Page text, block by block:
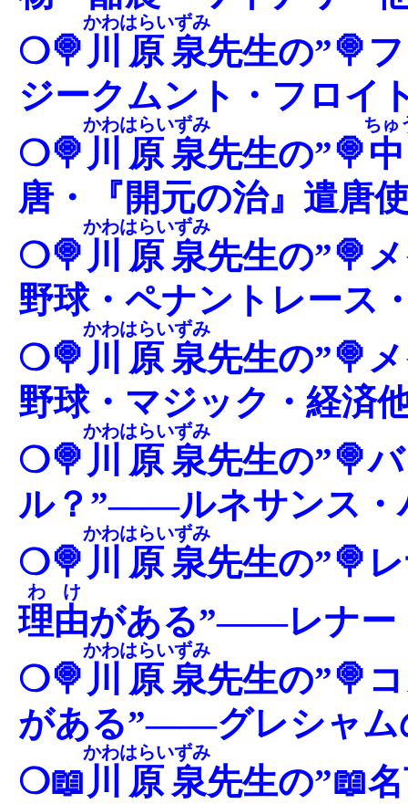
❍🍭 川原泉
かわはらいずみ
先生の”🍭
ジークムント・フロイ
❍🍭 川原泉
かわはらいずみ
先生の”🍭
ちゅ
唐・『開元の治』遣唐
❍🍭 川原泉
かわはらいずみ
先生の”🍭
野球・ペナントレース
❍🍭 川原泉
かわはらいずみ
先生の”🍭
野球・マジック・経済
❍🍭 川原泉
かわはらいずみ
先生の”🍭
ル？”――ルネサンス・
❍🍭 川原泉
かわはらいずみ
先生の”🍭
理由
わけ
がある”――レナー
❍🍭 川原泉
かわはらいずみ
先生の”🍭
がある”――グレシャム
❍📖 川原泉
かわはらいずみ
先生の”📖